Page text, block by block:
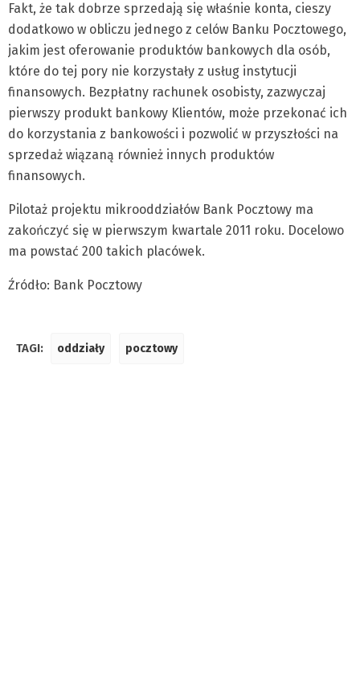
Fakt, że tak dobrze sprzedają się właśnie konta, cieszy
dodatkowo w obliczu jednego z celów Banku Pocztowego,
jakim jest oferowanie produktów bankowych dla osób,
które do tej pory nie korzystały z usług instytucji
finansowych. Bezpłatny rachunek osobisty, zazwyczaj
pierwszy produkt bankowy Klientów, może przekonać ich
do korzystania z bankowości i pozwolić w przyszłości na
sprzedaż wiązaną również innych produktów
finansowych.
Pilotaż projektu mikrooddziałów Bank Pocztowy ma
zakończyć się w pierwszym kwartale 2011 roku. Docelowo
ma powstać 200 takich placówek.
Źródło: Bank Pocztowy
TAGI: oddziały pocztowy